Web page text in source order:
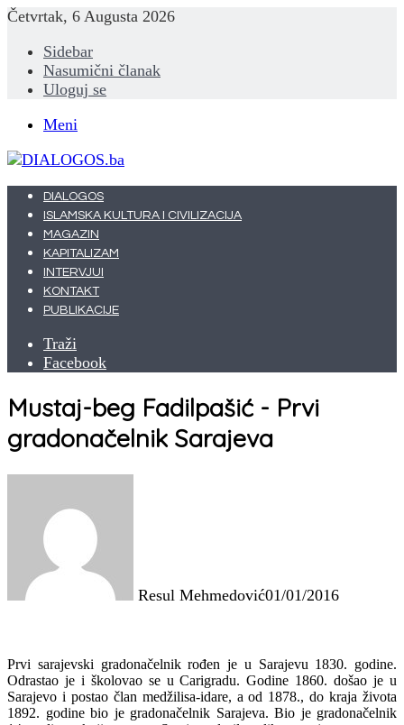
Četvrtak, 6 Augusta 2026
Sidebar
Nasumični članak
Uloguj se
Meni
DIALOGOS
ISLAMSKA KULTURA I CIVILIZACIJA
MAGAZIN
KAPITALIZAM
INTERVJUI
KONTAKT
PUBLIKACIJE
Traži
Facebook
Mustaj-beg Fadilpašić - Prvi
gradonačelnik Sarajeva
Resul Mehmedović01/01/2016
Prvi sarajevski gradonačelnik rođen je u Sarajevu 1830. godine.
Odrastao je i školovao se u Carigradu. Godine 1860. došao je u
Sarajevo i postao član medžilisa-idare, a od 1878., do kraja života
1892. godine bio je gradonačelnik Sarajeva. Bio je gradonačelnik